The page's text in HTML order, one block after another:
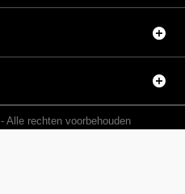
- Alle rechten voorbehouden